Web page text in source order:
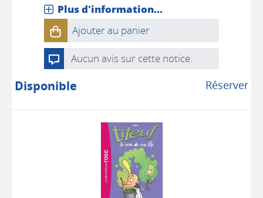
Plus d'information...
Ajouter au panier
Aucun avis sur cette notice.
Réserver
Disponible